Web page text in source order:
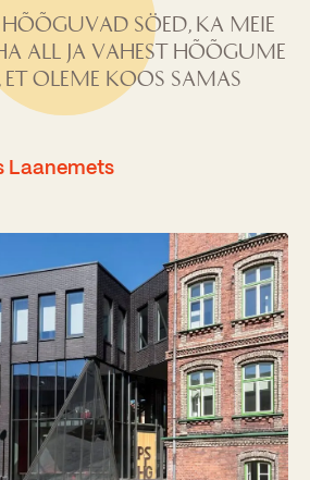
hõõguvad söed, ka meie
all ja vahest hõõgume
oleme koos samas
Laanemets